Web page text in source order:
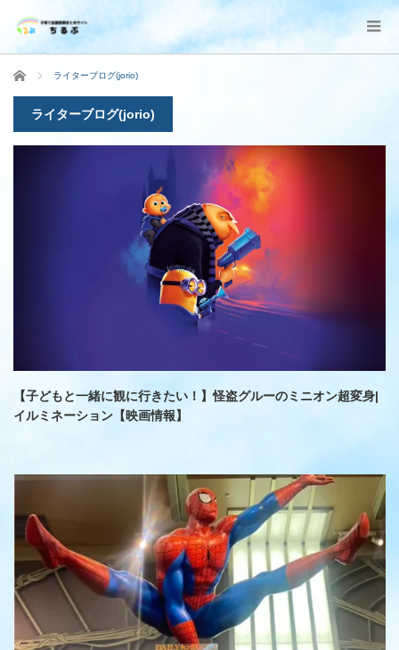
ホーム ライターブログ(jorio)
ライターブログ(jorio)
【子どもと一緒に観に行きたい！】怪盗グルーのミニオン超変身|
イルミネーション【映画情報】